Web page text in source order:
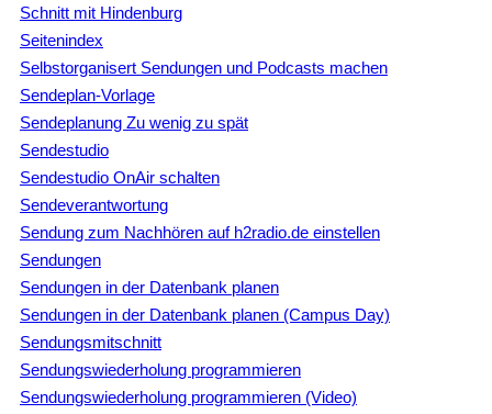
Schnitt mit Hindenburg
Seitenindex
Selbstorganisert Sendungen und Podcasts machen
Sendeplan-Vorlage
Sendeplanung Zu wenig zu spät
Sendestudio
Sendestudio OnAir schalten
Sendeverantwortung
Sendung zum Nachhören auf h2radio.de einstellen
Sendungen
Sendungen in der Datenbank planen
Sendungen in der Datenbank planen (Campus Day)
Sendungsmitschnitt
Sendungswiederholung programmieren
Sendungswiederholung programmieren (Video)